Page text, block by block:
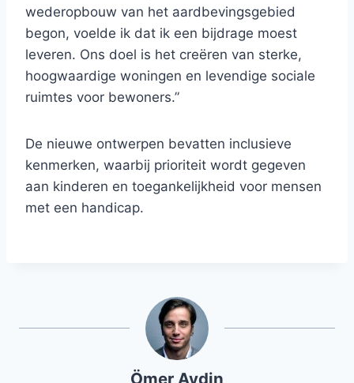
wederopbouw van het aardbevingsgebied
begon, voelde ik dat ik een bijdrage moest
leveren. Ons doel is het creëren van sterke,
hoogwaardige woningen en levendige sociale
ruimtes voor bewoners.”
De nieuwe ontwerpen bevatten inclusieve
kenmerken, waarbij prioriteit wordt gegeven
aan kinderen en toegankelijkheid voor mensen
met een handicap.
Ömer Aydin